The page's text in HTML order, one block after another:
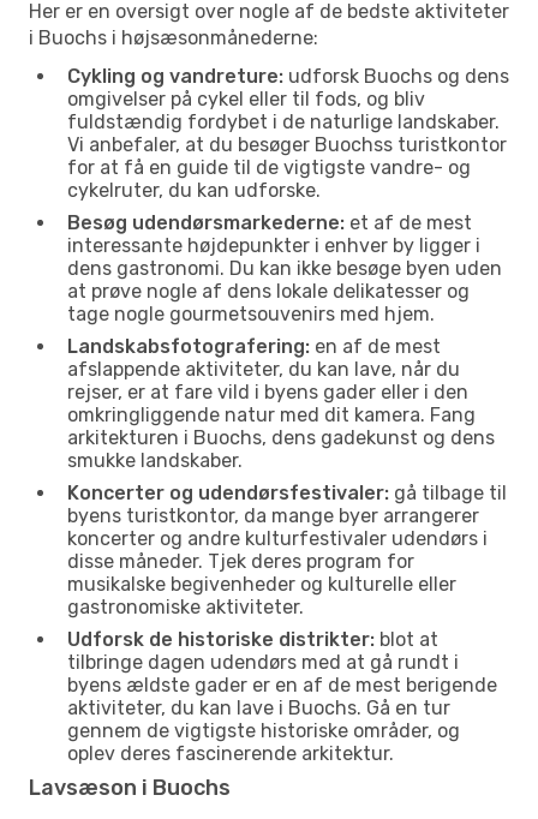
Her er en oversigt over nogle af de bedste aktiviteter
i Buochs i højsæsonmånederne:
Cykling og vandreture: udforsk Buochs og dens
omgivelser på cykel eller til fods, og bliv
fuldstændig fordybet i de naturlige landskaber.
Vi anbefaler, at du besøger Buochss turistkontor
for at få en guide til de vigtigste vandre- og
cykelruter, du kan udforske.
Besøg udendørsmarkederne: et af de mest
interessante højdepunkter i enhver by ligger i
dens gastronomi. Du kan ikke besøge byen uden
at prøve nogle af dens lokale delikatesser og
tage nogle gourmetsouvenirs med hjem.
Landskabsfotografering: en af de mest
afslappende aktiviteter, du kan lave, når du
rejser, er at fare vild i byens gader eller i den
omkringliggende natur med dit kamera. Fang
arkitekturen i Buochs, dens gadekunst og dens
smukke landskaber.
Koncerter og udendørsfestivaler: gå tilbage til
byens turistkontor, da mange byer arrangerer
koncerter og andre kulturfestivaler udendørs i
disse måneder. Tjek deres program for
musikalske begivenheder og kulturelle eller
gastronomiske aktiviteter.
Udforsk de historiske distrikter: blot at
tilbringe dagen udendørs med at gå rundt i
byens ældste gader er en af de mest berigende
aktiviteter, du kan lave i Buochs. Gå en tur
gennem de vigtigste historiske områder, og
oplev deres fascinerende arkitektur.
Lavsæson i Buochs